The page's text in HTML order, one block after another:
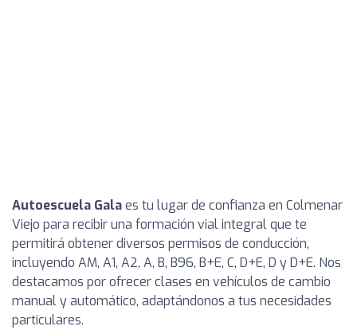
Autoescuela Galaes tu lugar de confianza en Colmenar
Viejo para recibir una formación vial integral que te
permitirá obtener diversos permisos de conducción,
incluyendo AM, A1, A2, A, B, B96, B+E, C, D+E, D y D+E. Nos
destacamos por ofrecer clases en vehículos de cambio
manual y automático, adaptándonos a tus necesidades
particulares.